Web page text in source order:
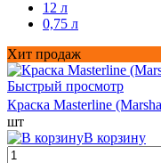
12 л
0,75 л
Хит продаж
Быстрый просмотр
Краска Masterline
шт
В корзину